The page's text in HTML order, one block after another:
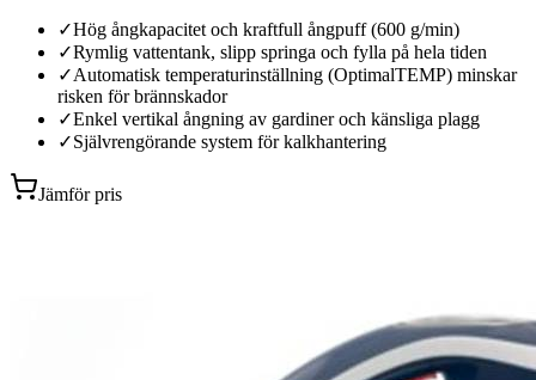
✓Hög ångkapacitet och kraftfull ångpuff (600 g/min)
✓Rymlig vattentank, slipp springa och fylla på hela tiden
✓Automatisk temperaturinställning (OptimalTEMP) minskar
risken för brännskador
✓Enkel vertikal ångning av gardiner och känsliga plagg
✓Självrengörande system för kalkhantering
Jämför pris